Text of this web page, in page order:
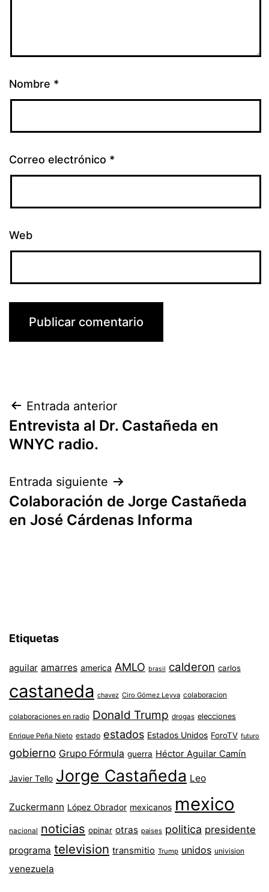
Nombre *
Correo electrónico *
Web
Navegación
de
Entrada anterior
Entrevista al Dr. Castañeda en
WNYC radio.
Entrada siguiente
Colaboración de Jorge Castañeda
en José Cárdenas Informa
Etiquetas
aguilar amarres america AMLO brasil calderon carlos
castaneda chavez Ciro Gómez Leyva colaboracion
colaboraciones en radio Donald Trump drogas elecciones
Enrique Peña Nieto estado estados Estados Unidos ForoTV futuro
gobierno Grupo Fórmula guerra Héctor Aguilar Camín
Javier Tello Jorge Castañeda Leo
Zuckermann López Obrador mexicanos mexico
nacional noticias opinar otras paises politica presidente
programa television transmitio Trump unidos univision
venezuela